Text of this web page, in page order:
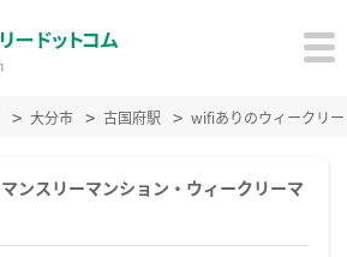
大分市 古国府駅 wifiありのウィークリ
ンスリーマンション・ウィークリーマ